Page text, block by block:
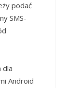
podać
SMS-
dla
Android